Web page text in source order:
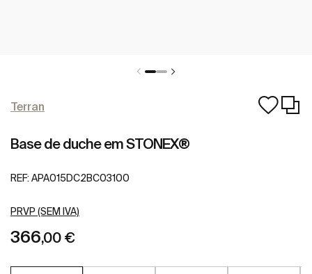
Terran
Base de duche em STONEX®
REF: APA015DC2BC03100
PRVP (SEM IVA)
366,00 €